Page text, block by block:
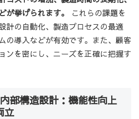
が挙げられます。
これらの課題を
計の自動化、製造プロセスの最適
の導入などが有効です。また、顧客
ンを密にし、ニーズを正確に把握す
部構造設計：機能性向上
立